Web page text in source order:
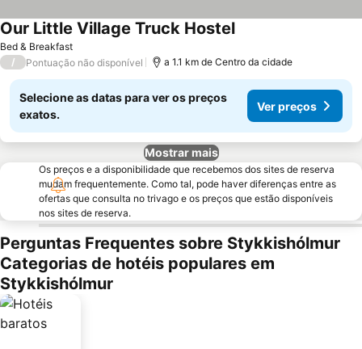
Bed & Breakfast
Our Little Village Truck Hostel
/ Pontuação não disponível a 1.1 km de Centro da cidade
Selecione as datas para ver os preços
exatos.
Ver preços
Mostrar mais
Os preços e a disponibilidade que recebemos dos sites de reserva
mudam frequentemente. Como tal, pode haver diferenças entre as
ofertas que consulta no trivago e os preços que estão disponíveis
nos sites de reserva.
Perguntas Frequentes sobre Stykkishólmur
Categorias de hotéis populares em
Stykkishólmur